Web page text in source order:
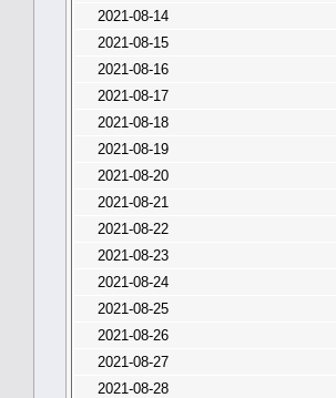
2021-08-14
2021-08-15
2021-08-16
2021-08-17
2021-08-18
2021-08-19
2021-08-20
2021-08-21
2021-08-22
2021-08-23
2021-08-24
2021-08-25
2021-08-26
2021-08-27
2021-08-28